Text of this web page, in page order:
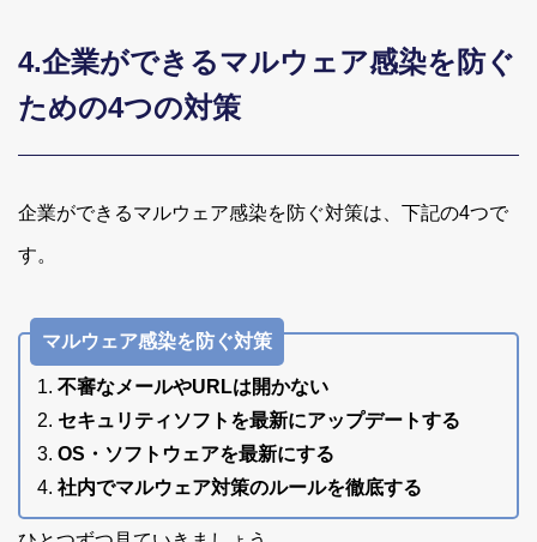
4.企業ができるマルウェア感染を防ぐ
ための4つの対策
企業ができるマルウェア感染を防ぐ対策は、下記の4つで
す。
マルウェア感染を防ぐ対策
不審なメールやURLは開かない
セキュリティソフトを最新にアップデートする
OS・ソフトウェアを最新にする
社内でマルウェア対策のルールを徹底する